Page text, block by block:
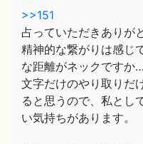
>>151
占っていただきありが
精神的な繋がりは感じ
な距離がネックですか…
文字だけのやり取りだ
ると思うので、私とし
い気持ちがあります。